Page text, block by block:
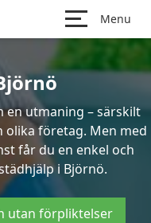
Menu
en utmaning – särskilt
företag. Men med
får du en enkel och
i Björnö.
utan förpliktelser